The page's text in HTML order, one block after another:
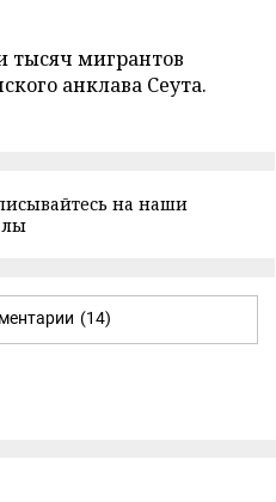
тысяч мигрантов
анклава Сеута.
на наши
(14)